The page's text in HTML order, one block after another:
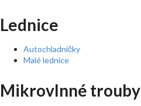
Lednice
Autochladničky
Malé lednice
Mikrovlnné trouby